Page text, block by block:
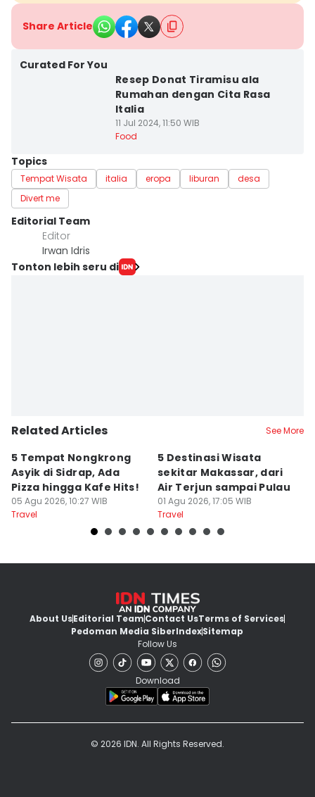
Share Article
Curated For You
Resep Donat Tiramisu ala
Rumahan dengan Cita Rasa
Italia
11 Jul 2024, 11:50 WIB
Food
Topics
Tempat Wisata italia eropa liburan
desa
Divert me
Editorial Team
Editor
Irwan Idris
Tonton lebih seru di
Related Articles See More
5 Tempat Nongkrong
Asyik di Sidrap, Ada
Pizza hingga Kafe Hits!
05 Agu 2026, 10:27 WIB
Travel
5 Destinasi Wisata
sekitar Makassar, dari
Air Terjun sampai Pulau
01 Agu 2026, 17:05 WIB
Travel
About UsEditorial TeamContact UsTerms of Services
Pedoman Media SiberIndexSitemap
Follow Us
Download
© 2026 IDN. All Rights Reserved.